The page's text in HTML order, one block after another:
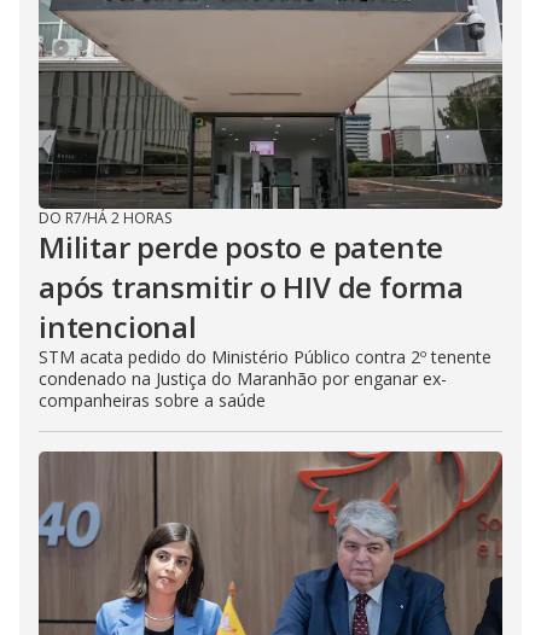
DO R7/HÁ 2 HORAS
Militar perde posto e patente
após transmitir o HIV de forma
intencional
STM acata pedido do Ministério Público contra 2º tenente
condenado na Justiça do Maranhão por enganar ex-
companheiras sobre a saúde